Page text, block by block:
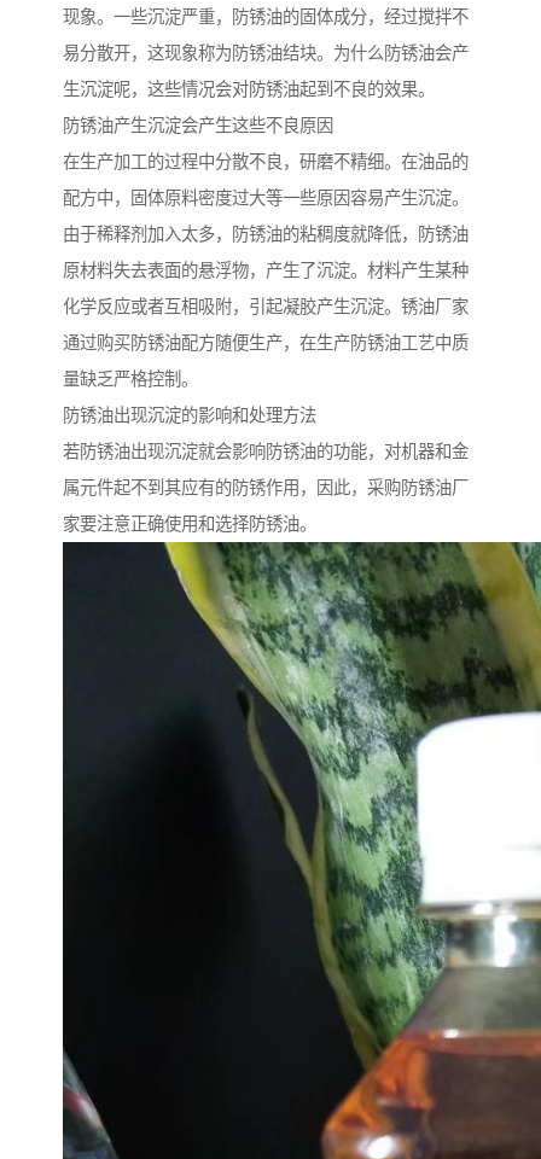
现象。一些沉淀严重，防锈油的固体成分，经过搅拌不
易分散开，这现象称为防锈油结块。为什么防锈油会产
生沉淀呢，这些情况会对防锈油起到不良的效果。
防锈油产生沉淀会产生这些不良原因
在生产加工的过程中分散不良，研磨不精细。在油品的
配方中，固体原料密度过大等一些原因容易产生沉淀。
由于稀释剂加入太多，防锈油的粘稠度就降低，防锈油
原材料失去表面的悬浮物，产生了沉淀。材料产生某种
化学反应或者互相吸附，引起凝胶产生沉淀。锈油厂家
通过购买防锈油配方随便生产，在生产防锈油工艺中质
量缺乏严格控制。
防锈油出现沉淀的影响和处理方法
若防锈油出现沉淀就会影响防锈油的功能，对机器和金
属元件起不到其应有的防锈作用，因此，采购防锈油厂
家要注意正确使用和选择防锈油。